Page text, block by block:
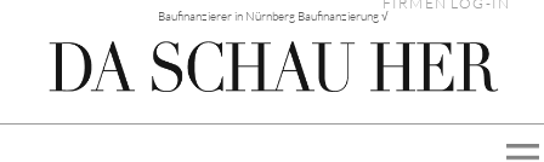
Baufinanzierer in Nürnberg Baufinanzierung √